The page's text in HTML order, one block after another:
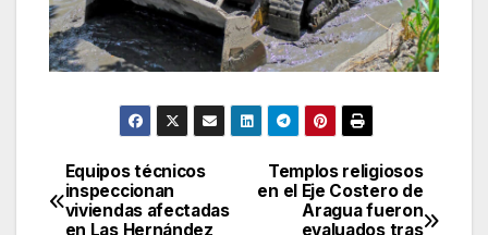
Navegación
Templos religiosos
en el Eje Costero de
Aragua fueron
evaluados tras
Equipos técnicos
inspeccionan
viviendas afectadas
en Las Hernández